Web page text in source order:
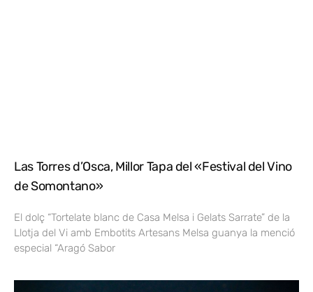
Las Torres d’Osca, Millor Tapa del «Festival del Vino
de Somontano»
El dolç “Tortelate blanc de Casa Melsa i Gelats Sarrate” de la
Llotja del Vi amb Embotits Artesans Melsa guanya la menció
especial “Aragó Sabor